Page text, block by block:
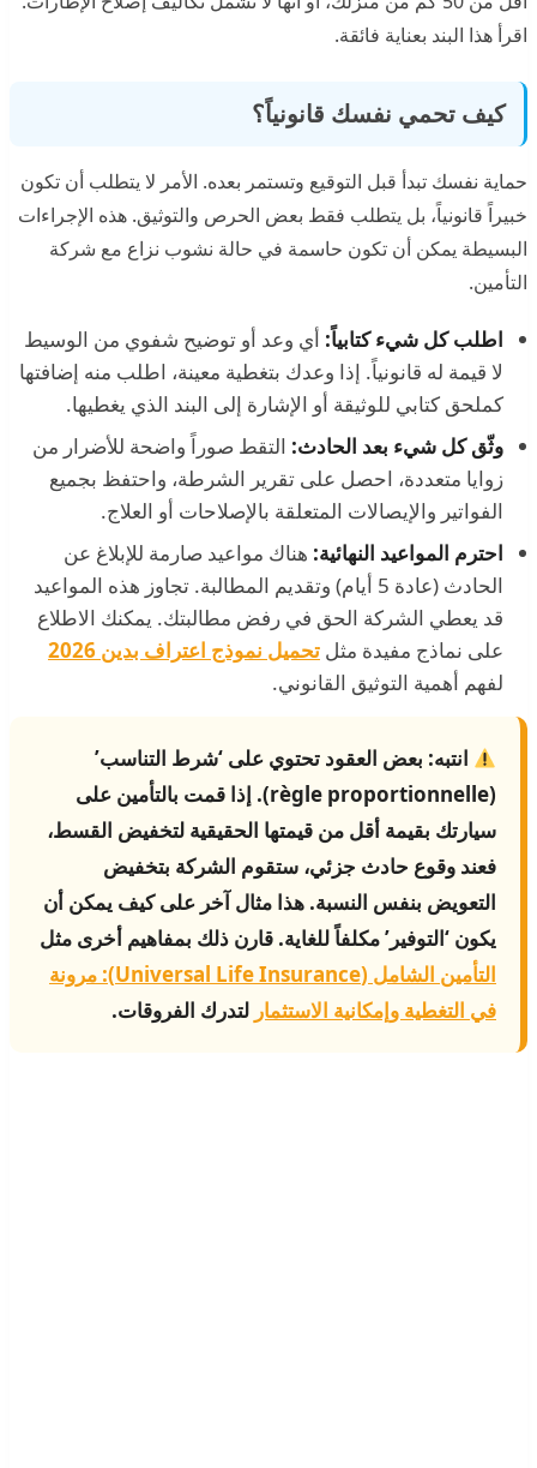
اقرأ هذا البند بعناية فائقة.
كيف تحمي نفسك قانونياً؟
حماية نفسك تبدأ قبل التوقيع وتستمر بعده. الأمر لا يتطلب أن تكون
خبيراً قانونياً، بل يتطلب فقط بعض الحرص والتوثيق. هذه الإجراءات
البسيطة يمكن أن تكون حاسمة في حالة نشوب نزاع مع شركة
التأمين.
اطلب كل شيء كتابياً: أي وعد أو توضيح شفوي من الوسيط
لا قيمة له قانونياً. إذا وعدك بتغطية معينة، اطلب منه إضافتها
كملحق كتابي للوثيقة أو الإشارة إلى البند الذي يغطيها.
وثّق كل شيء بعد الحادث: التقط صوراً واضحة للأضرار من
زوايا متعددة، احصل على تقرير الشرطة، واحتفظ بجميع
الفواتير والإيصالات المتعلقة بالإصلاحات أو العلاج.
احترم المواعيد النهائية: هناك مواعيد صارمة للإبلاغ عن
الحادث (عادة 5 أيام) وتقديم المطالبة. تجاوز هذه المواعيد
قد يعطي الشركة الحق في رفض مطالبتك. يمكنك الاطلاع
على نماذج مفيدة مثل تحميل نموذج اعتراف بدين 2026
لفهم أهمية التوثيق القانوني.
انتبه: بعض العقود تحتوي على ‘شرط التناسب’
(règle proportionnelle). إذا قمت بالتأمين على
سيارتك بقيمة أقل من قيمتها الحقيقية لتخفيض القسط،
فعند وقوع حادث جزئي، ستقوم الشركة بتخفيض
التعويض بنفس النسبة. هذا مثال آخر على كيف يمكن أن
يكون ‘التوفير’ مكلفاً للغاية. قارن ذلك بمفاهيم أخرى مثل
التأمين الشامل (Universal Life Insurance): مرونة
في التغطية وإمكانية الاستثمار لتدرك الفروقات.